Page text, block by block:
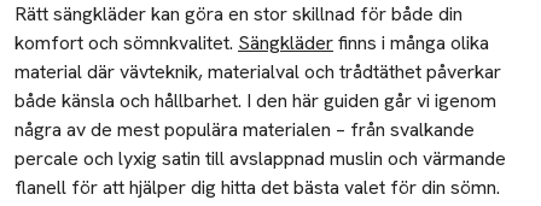
Matta under matbord
Inred balkongen och uterummet - 6 tips!
Hotellbäddning
Belysningstips
Rätt sängkläder kan göra en stor skillnad för både din
komfort och sömnkvalitet. Sängkläderfinns i många olika
material där vävteknik, materialval och trådtäthet påverkar
både känsla och hållbarhet. I den här guiden går vi igenom
några av de mest populära materialen – från svalkande
percale och lyxig satin till avslappnad muslin och värmande
flanell för att hjälper dig hitta det bästa valet för din sömn.